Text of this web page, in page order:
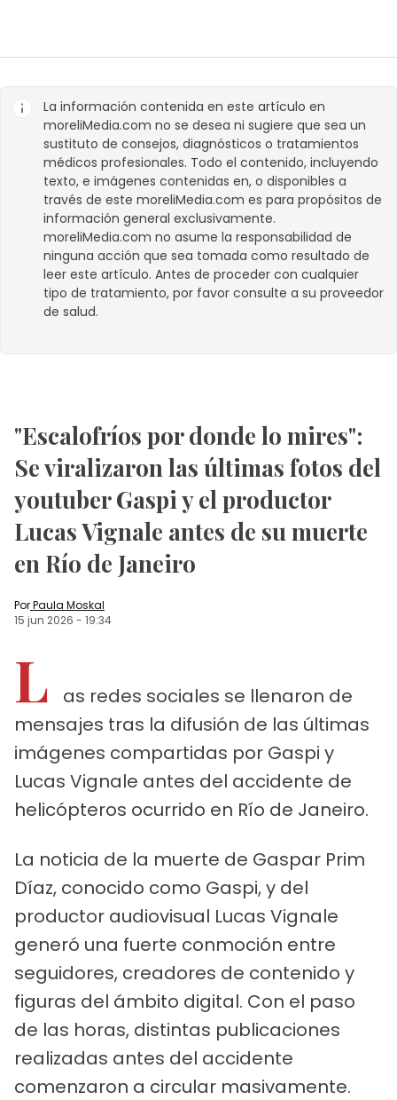
La información contenida en este artículo en
moreliMedia.com no se desea ni sugiere que sea un
sustituto de consejos, diagnósticos o tratamientos
médicos profesionales. Todo el contenido, incluyendo
texto, e imágenes contenidas en, o disponibles a
través de este moreliMedia.com es para propósitos de
información general exclusivamente.
moreliMedia.com no asume la responsabilidad de
ninguna acción que sea tomada como resultado de
leer este artículo. Antes de proceder con cualquier
tipo de tratamiento, por favor consulte a su proveedor
de salud.
"Escalofríos por donde lo mires":
Se viralizaron las últimas fotos del
youtuber Gaspi y el productor
Lucas Vignale antes de su muerte
en Río de Janeiro
PorPaula Moskal
15 jun 2026 - 19:34
L
as redes sociales se llenaron de
mensajes tras la difusión de las últimas
imágenes compartidas por Gaspi y
Lucas Vignale antes del accidente de
helicópteros ocurrido en Río de Janeiro.
La noticia de la muerte de Gaspar Prim
Díaz, conocido como Gaspi, y del
productor audiovisual Lucas Vignale
generó una fuerte conmoción entre
seguidores, creadores de contenido y
figuras del ámbito digital. Con el paso
de las horas, distintas publicaciones
realizadas antes del accidente
comenzaron a circular masivamente.